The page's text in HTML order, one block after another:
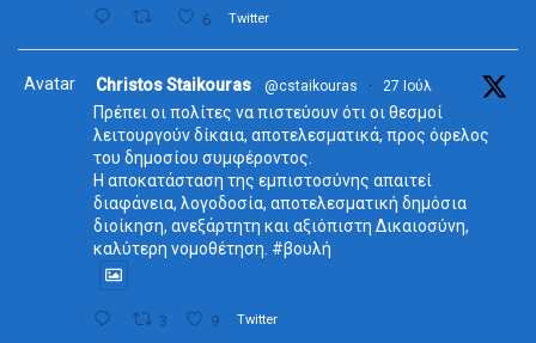
6 Twitter
Avatar Christos Staikouras @cstaikouras · 27 Ιούλ
Πρέπει οι πολίτες να πιστεύουν ότι οι θεσμοί
λειτουργούν δίκαια, αποτελεσματικά, προς όφελος
του δημοσίου συμφέροντος.
Η αποκατάσταση της εμπιστοσύνης απαιτεί
διαφάνεια, λογοδοσία, αποτελεσματική δημόσια
διοίκηση, ανεξάρτητη και αξιόπιστη Δικαιοσύνη,
καλύτερη νομοθέτηση. #βουλή
3 9 Twitter